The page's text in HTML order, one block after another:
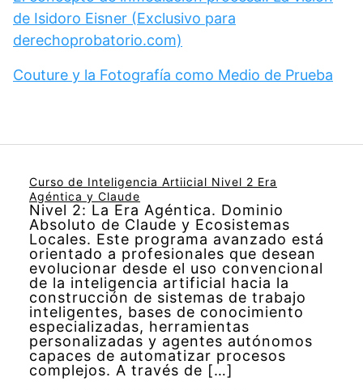
de Isidoro Eisner (Exclusivo para
derechoprobatorio.com)
Couture y la Fotografía como Medio de Prueba
Curso de Inteligencia Artiicial Nivel 2 Era
Agéntica y Claude
Nivel 2: La Era Agéntica. Dominio
Absoluto de Claude y Ecosistemas
Locales. Este programa avanzado está
orientado a profesionales que desean
evolucionar desde el uso convencional
de la inteligencia artificial hacia la
construcción de sistemas de trabajo
inteligentes, bases de conocimiento
especializadas, herramientas
personalizadas y agentes autónomos
capaces de automatizar procesos
complejos. A través de […]